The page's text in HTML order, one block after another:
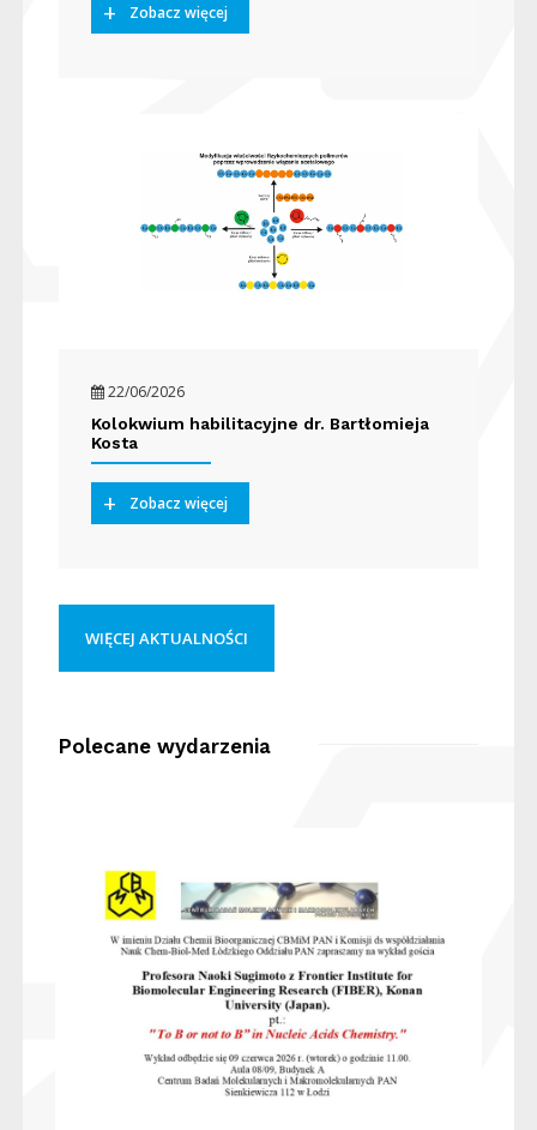
Zobacz więcej
22/06/2026
Kolokwium habilitacyjne dr. Bartłomieja
Kosta
Zobacz więcej
WIĘCEJ AKTUALNOŚCI
Polecane wydarzenia